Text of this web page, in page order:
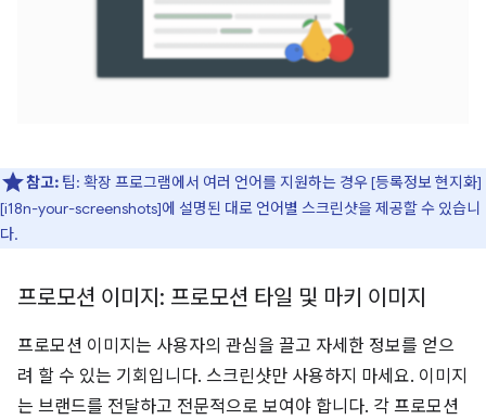
참고: 팁: 확장 프로그램에서 여러 언어를 지원하는 경우 [등록정보 현지화]
[i18n-your-screenshots]에 설명된 대로 언어별 스크린샷을 제공할 수 있습니
다.
프로모션 이미지: 프로모션 타일 및 마키 이미지
프로모션 이미지는 사용자의 관심을 끌고 자세한 정보를 얻으
려 할 수 있는 기회입니다. 스크린샷만 사용하지 마세요. 이미지
는 브랜드를 전달하고 전문적으로 보여야 합니다. 각 프로모션